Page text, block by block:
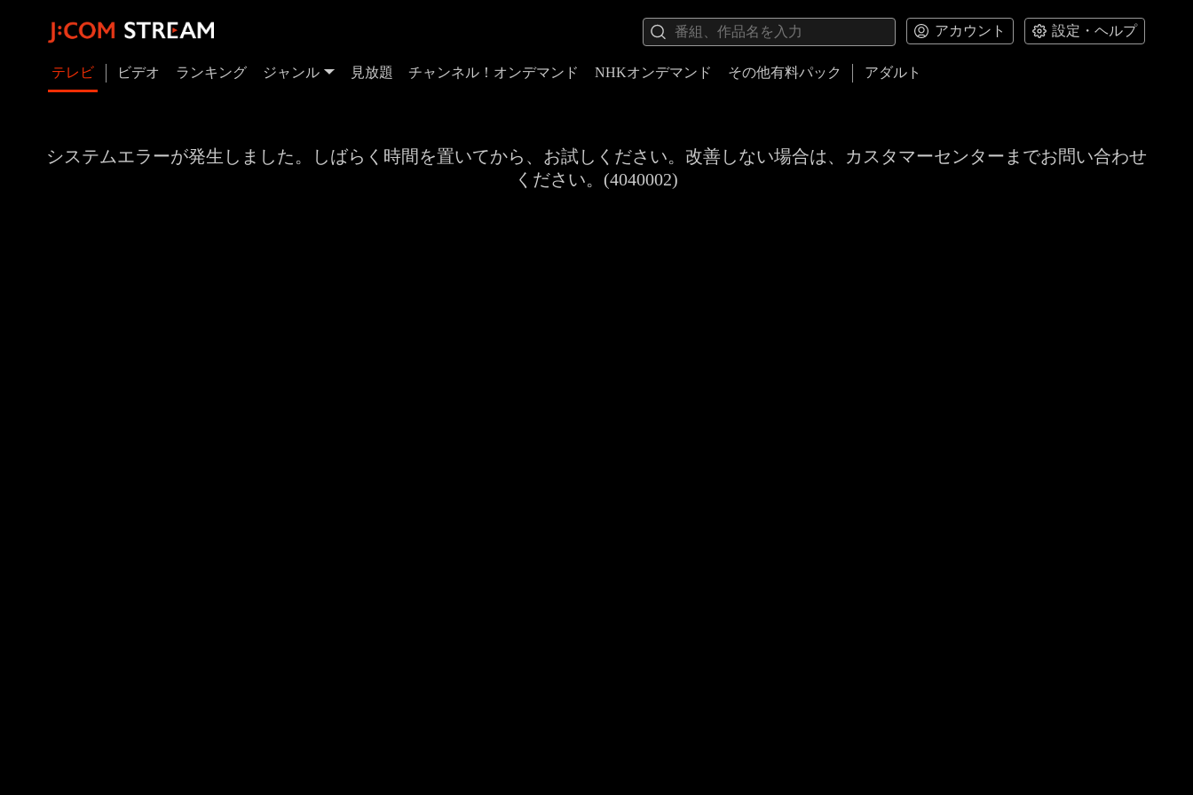
アカウント 設定・ヘルプ
テレビ ビデオ ランキング ジャンル 見放題 チャンネル！オンデマンド NHKオンデマンド その他有料パック アダルト
システムエラーが発生しました。しばらく時間を置いてから、お試しください。改善しない場合は、カスタマーセンターまでお問い合わせ
ください。(4040002)